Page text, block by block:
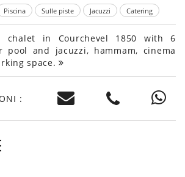
Piscina Sulle piste Jacuzzi Catering
chalet in Courchevel 1850 with 6
pool and jacuzzi, hammam, cinema
space.
: